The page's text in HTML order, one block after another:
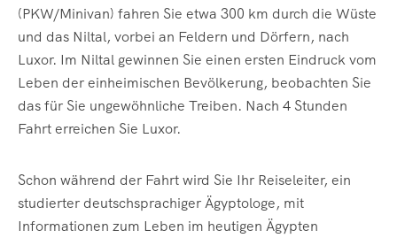
(PKW/Minivan) fahren Sie etwa 300 km durch die Wüste
und das Niltal, vorbei an Feldern und Dörfern, nach
Luxor. Im Niltal gewinnen Sie einen ersten Eindruck vom
Leben der einheimischen Bevölkerung, beobachten Sie
das für Sie ungewöhnliche Treiben. Nach 4 Stunden
Fahrt erreichen Sie Luxor.
Schon während der Fahrt wird Sie Ihr Reiseleiter, ein
studierter deutschsprachiger Ägyptologe, mit
Informationen zum Leben im heutigen Ägypten